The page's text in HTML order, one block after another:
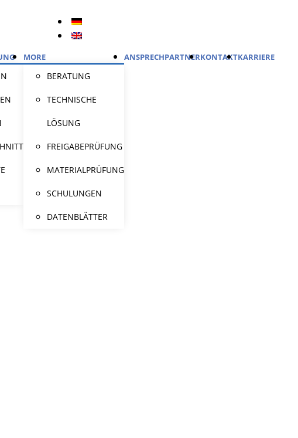
MORE
BERATUNG
TECHNISCHE
LÖSUNG
FREIGABEPRÜFUNG
MATERIALPRÜFUNG
SCHULUNGEN
DATENBLÄTTER
ANSPRECHPARTNERKONTAKTKARRIERE